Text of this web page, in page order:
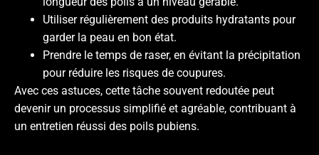
Utiliser régulièrement des produits hydratants pour
garder la peau en bon état.
Prendre le temps de raser, en évitant la précipitation
pour réduire les risques de coupures.
Avec ces astuces, cette tâche souvent redoutée peut
devenir un processus simplifié et agréable, contribuant à
un entretien réussi des poils pubiens.